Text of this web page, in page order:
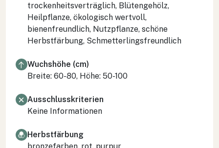
trockenheitsverträglich, Blütengehölz,
Heilpflanze, ökologisch wertvoll,
bienenfreundlich, Nutzpflanze, schöne
Herbstfärbung, Schmetterlingsfreundlich
Wuchshöhe (cm)
Breite: 60-80, Höhe: 50-100
Ausschlusskriterien
Keine Informationen
Herbstfärbung
bronzefarben, rot, purpur